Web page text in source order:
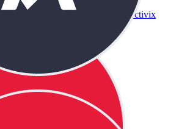
Activix